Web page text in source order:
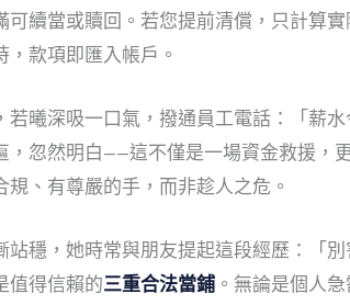
可續當或贖回。若您提前清償，只計算
款項即匯入帳戶。
若曦深吸一口氣，撥通員工電話：「薪
，忽然明白——這不僅是一場資金救援，
規、有尊嚴的手，而非趁人之危。
站穩，她時常與朋友提起這段經歷：「
值得信賴的三重合法當鋪 。無論是個人